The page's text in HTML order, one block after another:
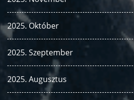
2025. Október
2025. Szeptember
2025. Augusztus